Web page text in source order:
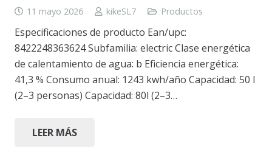
11 mayo 2026 kikeSL7 Productos
Especificaciones de producto Ean/upc:
8422248363624 Subfamilia: electric Clase energética
de calentamiento de agua: b Eficiencia energética:
41,3 % Consumo anual: 1243 kwh/año Capacidad: 50 l
(2–3 personas) Capacidad: 80l (2–3…
LEER MÁS